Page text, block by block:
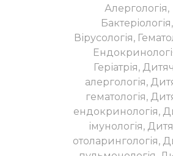
Алергологія,
Бактеріологія,
Вірусологія,
Геріатрія,
алергологія,
гематологія,
ендокринологія,
імунологія,
отоларингологія,